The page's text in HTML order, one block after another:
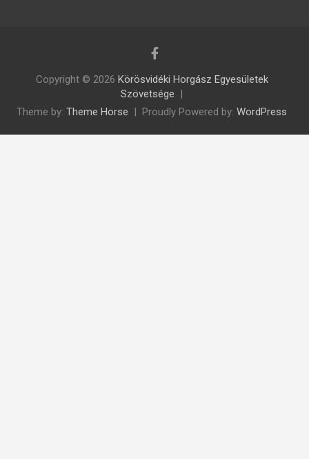
Copyright © 2026 Körösvidéki Horgász Egyesületek
Szövetsége
Theme by: Theme Horse Proudly Powered by: WordPress